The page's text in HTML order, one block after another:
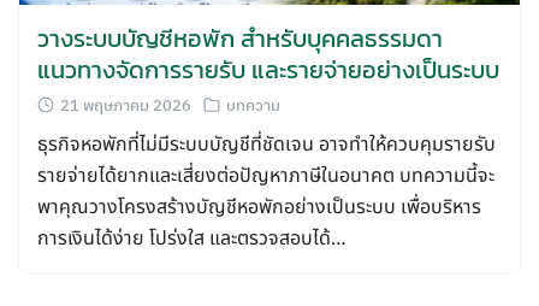
วางระบบบัญชีหอพัก สำหรับบุคคลธรรมดา
แนวทางจัดการรายรับ และรายจ่ายอย่างเป็นระบบ
21 พฤษภาคม 2026 บทความ
ธุรกิจหอพักที่ไม่มีระบบบัญชีที่ชัดเจน อาจทำให้ควบคุมรายรับ
รายจ่ายได้ยากและเสี่ยงต่อปัญหาภาษีในอนาคต บทความนี้จะ
พาคุณวางโครงสร้างบัญชีหอพักอย่างเป็นระบบ เพื่อบริหาร
การเงินได้ง่าย โปร่งใส และตรวจสอบได้…